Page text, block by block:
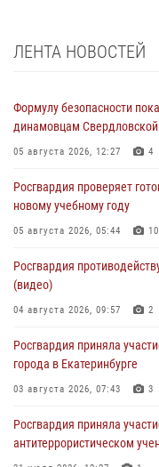
ЛЕНТА НОВОСТЕЙ
Формулу безопасности
динамовцам Свердловской
05 августа 2026, 12:27 4
Росгвардия проверяет
новому учебному году
05 августа 2026, 05:44 10
Росгвардия
(видео)
04 августа 2026, 09:57 2
Росгвардия приняла
города в Екатеринбурге
03 августа 2026, 07:43 3
Росгвардия приняла
антитеррористическом